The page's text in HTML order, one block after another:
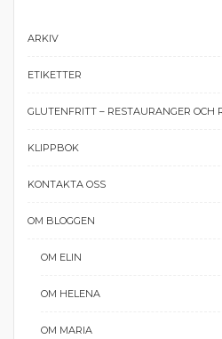
ARKIV
ETIKETTER
GLUTENFRITT – RESTAURANGER OCH
KLIPPBOK
KONTAKTA OSS
OM BLOGGEN
OM ELIN
OM HELENA
OM MARIA